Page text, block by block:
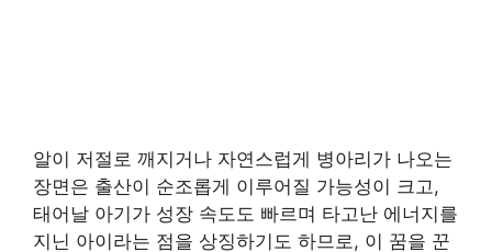
알이 저절로 깨지거나 자연스럽게 병아리가 나오는
장면은 출산이 순조롭게 이루어질 가능성이 크고,
태어날 아기가 성장 속도도 빠르며 타고난 에너지를
지닌 아이라는 점을 상징하기도 하므로, 이 꿈을 꾼